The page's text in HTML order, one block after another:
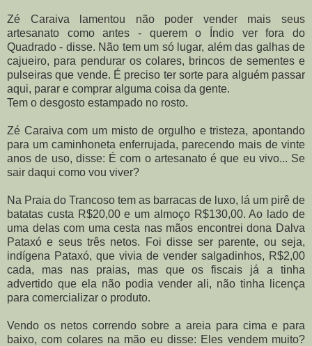
Zé Caraiva lamentou não poder vender mais seus
artesanato como antes - querem o Índio ver fora do
Quadrado - disse. Não tem um só lugar, além das galhas de
cajueiro, para pendurar os colares, brincos de sementes e
pulseiras que vende. É preciso ter sorte para alguém passar
aqui, parar e comprar alguma coisa da gente.
Tem o desgosto estampado no rosto.
Zé Caraiva com um misto de orgulho e tristeza, apontando
para um caminhoneta enferrujada, parecendo mais de vinte
anos de uso, disse: É com o artesanato é que eu vivo... Se
sair daqui como vou viver?
Na Praia do Trancoso tem as barracas de luxo, lá um pirê de
batatas custa R$20,00 e um almoço R$130,00. Ao lado de
uma delas com uma cesta nas mãos encontrei dona Dalva
Pataxó e seus três netos. Foi disse ser parente, ou seja,
indígena Pataxó, que vivia de vender salgadinhos, R$2,00
cada, mas nas praias, mas que os fiscais já a tinha
advertido que ela não podia vender ali, não tinha licença
para comercializar o produto.
Vendo os netos correndo sobre a areia para cima e para
baixo, com colares na mão eu disse: Eles vendem muito?